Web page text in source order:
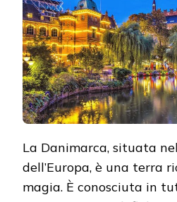
La Danimarca, situata
dell’Europa, è una terra
magia. È conosciuta in